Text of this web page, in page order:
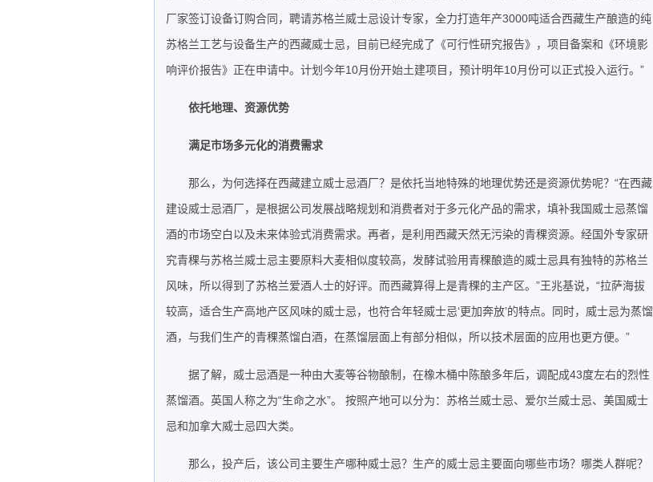
厂家签订设备订购合同，聘请苏格兰威士忌设计专家，全力打造年产3000吨适合西藏生产酿造的纯
苏格兰工艺与设备生产的西藏威士忌，目前已经完成了《可行性研究报告》，项目备案和《环境影
响评价报告》正在申请中。计划今年10月份开始土建项目，预计明年10月份可以正式投入运行。”
依托地理、资源优势
满足市场多元化的消费需求
那么，为何选择在西藏建立威士忌酒厂？是依托当地特殊的地理优势还是资源优势呢？“在西藏
建设威士忌酒厂，是根据公司发展战略规划和消费者对于多元化产品的需求，填补我国威士忌蒸馏
酒的市场空白以及未来体验式消费需求。再者，是利用西藏天然无污染的青稞资源。经国外专家研
究青稞与苏格兰威士忌主要原料大麦相似度较高，发酵试验用青稞酿造的威士忌具有独特的苏格兰
风味，所以得到了苏格兰爱酒人士的好评。而西藏算得上是青稞的主产区。”王兆基说，“拉萨海拔
较高，适合生产高地产区风味的威士忌，也符合年轻威士忌‘更加奔放’的特点。同时，威士忌为蒸馏
酒，与我们生产的青稞蒸馏白酒，在蒸馏层面上有部分相似，所以技术层面的应用也更方便。”
据了解，威士忌酒是一种由大麦等谷物酿制，在橡木桶中陈酿多年后，调配成43度左右的烈性
蒸馏酒。英国人称之为“生命之水”。 按照产地可以分为：苏格兰威士忌、爱尔兰威士忌、美国威士
忌和加拿大威士忌四大类。
那么，投产后，该公司主要生产哪种威士忌？生产的威士忌主要面向哪些市场？哪类人群呢？